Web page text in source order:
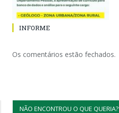
INFORME
Os comentários estão fechados.
NÃO ENCONTROU O QUE QUERIA?